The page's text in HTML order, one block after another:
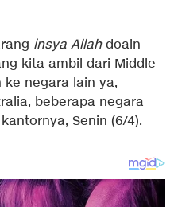
insya Allahdoain
kita ambil dari Middle
negara lain ya,
beberapa negara
Senin (6/4).